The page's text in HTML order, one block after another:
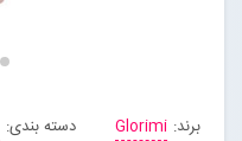
برند: Glorimi دسته بندی: